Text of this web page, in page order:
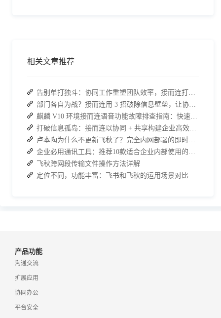
相关文章推荐
飞秋跨网段传输文件操作方法详解
定位不同，功能丰富：飞书和飞秋的运用场景对比
产品功能
沟通交流
扩展应用
协同办公
平台安全